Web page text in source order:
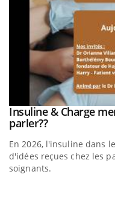
Youtube
Insuline & Charge
parler??Youtube
En 2026, l'insuline dans
d'idées reçues chez les
soignants.